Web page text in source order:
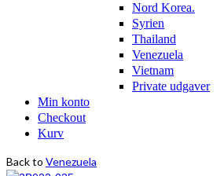
Nord Korea.
Syrien
Thailand
Venezuela
Vietnam
Private udgaver
Min konto
Checkout
Kurv
Back to Venezuela